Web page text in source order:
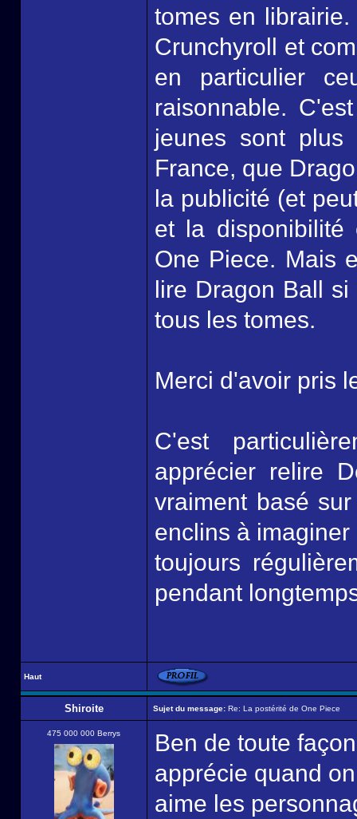
tomes en
Crunchyroll et
en particulier
raisonnable.
jeunes sont
France, que
la publicité (et
et la disponibilité
One Piece. Mais
lire Dragon Ball
tous les tomes.
Merci d'avoir pris
C'est
apprécier relire
vraiment basé
enclins à
toujours
pendant
Haut
Shiroite Sujet du message: Re: La postérité de One Piece
475 000 000 Berrys
Ben de toute
apprécie quand
aime les